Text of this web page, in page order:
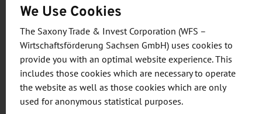
mit den großen Unternehmen Bombardier an den
Standorten Bautzen und Görlitz und Waggonbau
Niesky - prädestiniert für die Ansiedlung eines
solchen Institutes.
We Use Cookies
The Saxony Trade & Invest Corporation (WFS –
Wirtschaftsförderung Sachsen GmbH) uses cookies to
provide you with an optimal website experience. This
includes those cookies which are necessary to operate
the website as well as those cookies which are only
used for anonymous statistical purposes.